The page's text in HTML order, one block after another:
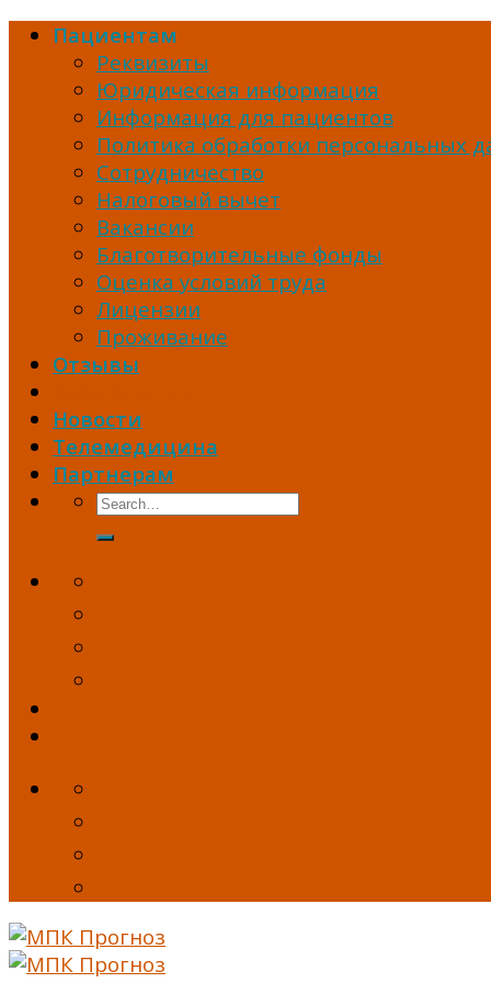
Skip
content
Пациентам
Реквизиты
Юридическая информация
Информация для пациентов
Политика обработки персональных
Сотрудничество
Налоговый вычет
Вакансии
Благотворительные фонды
Оценка условий труда
Лицензии
Проживание
Отзывы
Новости
Телемедицина
Партнерам